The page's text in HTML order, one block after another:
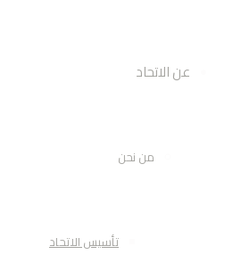
عن الاتحاد
من نحن
تأسيس الاتحاد